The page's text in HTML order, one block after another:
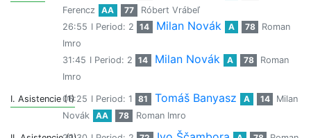
Ferencz
AA 77
Róbert Vrábeľ
26:55 I Period: 2 14 Milan Novák A 78
Roman
Imro
31:45 I Period: 2 14 Milan Novák A 78
Roman
Imro
I. Asistencie (1)06:25 I Period: 1 81 Tomáš Banyasz A 14
Milan
Novák
AA 78 Roman Imro